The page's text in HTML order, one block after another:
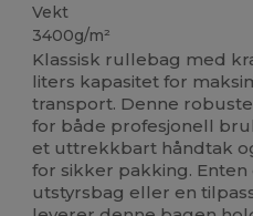
Vekt
3400g/m²
Klassisk rullebag med
liters kapasitet for
transport. Denne
for både profesjonell
et uttrekkbart håndtak
for sikker pakking.
utstyrsbag eller en